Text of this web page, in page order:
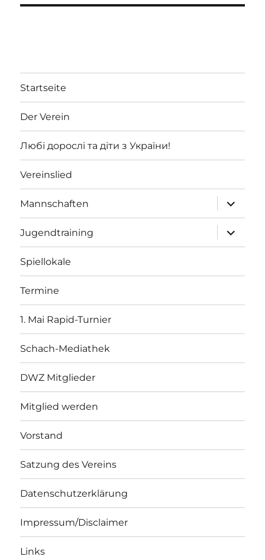
Startseite
Der Verein
Любі дорослі та діти з України!
Vereinslied
Mannschaften
öffnen
Jugendtraining
öffnen
Spiellokale
Termine
1. Mai Rapid-Turnier
Schach-Mediathek
DWZ Mitglieder
Mitglied werden
Vorstand
Satzung des Vereins
Datenschutzerklärung
Impressum/Disclaimer
Links